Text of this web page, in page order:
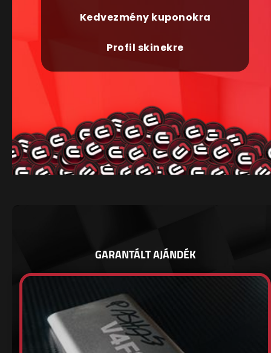
Kedvezmény kuponokra
Profil skinekre
GARANTÁLT AJÁNDÉK